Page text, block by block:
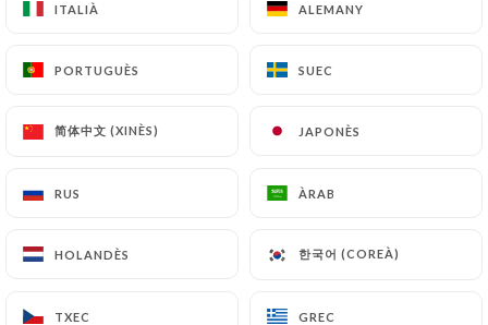
ITALIÀ ALEMANY
PORTUGUÈS SUEC
简体中文 (XINÈS) JAPONÈS
RUS ÀRAB
HOLANDÈS 한국어 (COREÀ)
TXEC GREC
ITALIÀ ALEMANY
PORTUGUÈS SUEC
简体中文 (XINÈS) JAPONÈS
RUS ÀRAB
HOLANDÈS 한국어 (COREÀ)
TXEC GREC